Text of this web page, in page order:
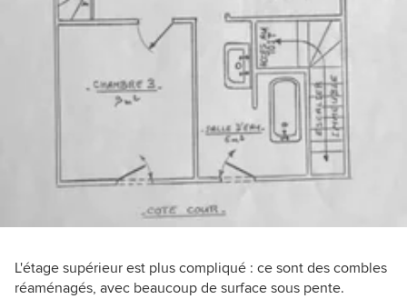
L'étage supérieur est plus compliqué : ce sont des combles
réaménagés, avec beaucoup de surface sous pente.